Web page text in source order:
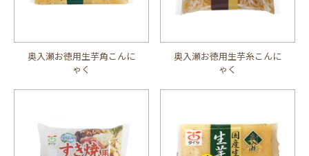
奥入瀬お徳用生芋角こんに
ゃく
奥入瀬お徳用生芋糸こんに
ゃく